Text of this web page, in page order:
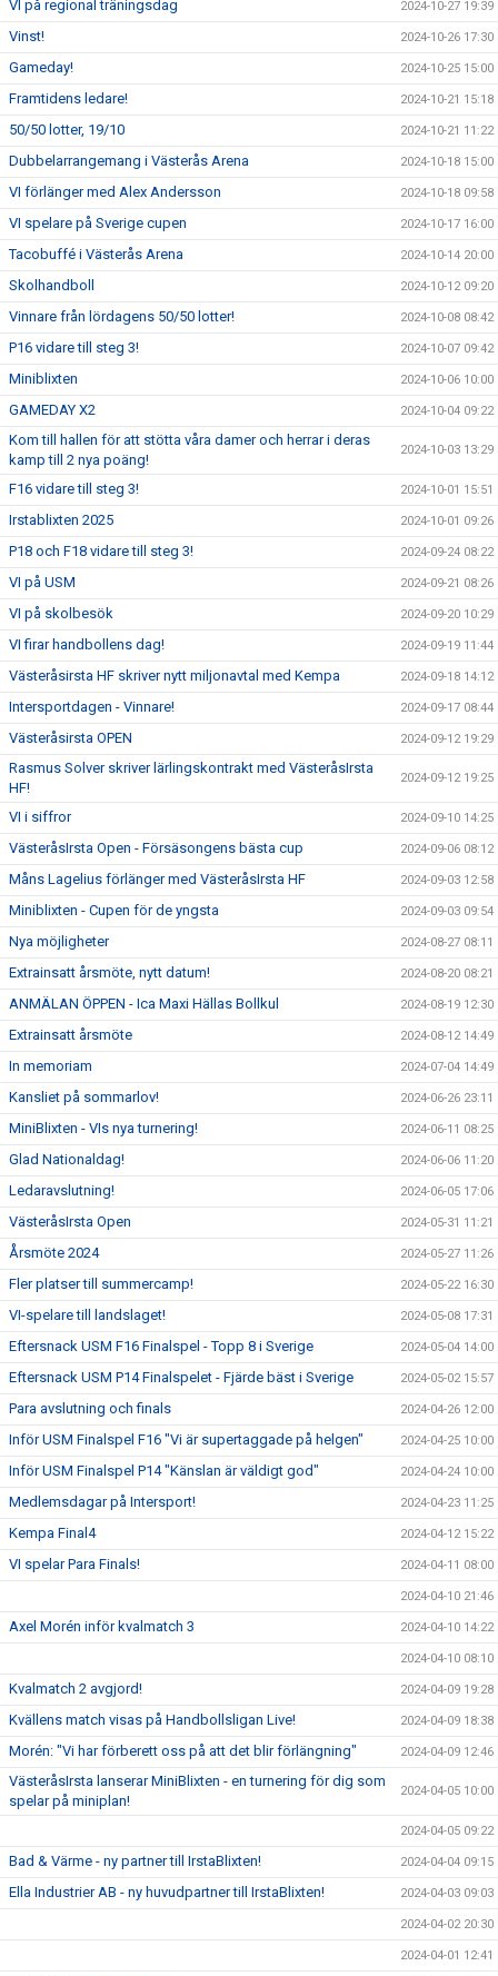
VI på regional träningsdag 2024-10-27 19:39
Vinst! 2024-10-26 17:30
Gameday! 2024-10-25 15:00
Framtidens ledare! 2024-10-21 15:18
50/50 lotter, 19/10 2024-10-21 11:22
Dubbelarrangemang i Västerås Arena 2024-10-18 15:00
VI förlänger med Alex Andersson 2024-10-18 09:58
VI spelare på Sverige cupen 2024-10-17 16:00
Tacobuffé i Västerås Arena 2024-10-14 20:00
Skolhandboll 2024-10-12 09:20
Vinnare från lördagens 50/50 lotter! 2024-10-08 08:42
P16 vidare till steg 3! 2024-10-07 09:42
Miniblixten 2024-10-06 10:00
GAMEDAY X2 2024-10-04 09:22
Kom till hallen för att stötta våra damer och herrar i deras
kamp till 2 nya poäng!
2024-10-03 13:29
F16 vidare till steg 3! 2024-10-01 15:51
Irstablixten 2025 2024-10-01 09:26
P18 och F18 vidare till steg 3! 2024-09-24 08:22
VI på USM 2024-09-21 08:26
VI på skolbesök 2024-09-20 10:29
VI firar handbollens dag! 2024-09-19 11:44
Västeråsirsta HF skriver nytt miljonavtal med Kempa 2024-09-18 14:12
Intersportdagen - Vinnare! 2024-09-17 08:44
Västeråsirsta OPEN 2024-09-12 19:29
Rasmus Solver skriver lärlingskontrakt med VästeråsIrsta
HF!
2024-09-12 19:25
VI i siffror 2024-09-10 14:25
VästeråsIrsta Open - Försäsongens bästa cup 2024-09-06 08:12
Måns Lagelius förlänger med VästeråsIrsta HF 2024-09-03 12:58
Miniblixten - Cupen för de yngsta 2024-09-03 09:54
Nya möjligheter 2024-08-27 08:11
Extrainsatt årsmöte, nytt datum! 2024-08-20 08:21
ANMÄLAN ÖPPEN - Ica Maxi Hällas Bollkul 2024-08-19 12:30
Extrainsatt årsmöte 2024-08-12 14:49
In memoriam 2024-07-04 14:49
Kansliet på sommarlov! 2024-06-26 23:11
MiniBlixten - VIs nya turnering! 2024-06-11 08:25
Glad Nationaldag! 2024-06-06 11:20
Ledaravslutning! 2024-06-05 17:06
VästeråsIrsta Open 2024-05-31 11:21
Årsmöte 2024 2024-05-27 11:26
Fler platser till summercamp! 2024-05-22 16:30
VI-spelare till landslaget! 2024-05-08 17:31
Eftersnack USM F16 Finalspel - Topp 8 i Sverige 2024-05-04 14:00
Eftersnack USM P14 Finalspelet - Fjärde bäst i Sverige 2024-05-02 15:57
Para avslutning och finals 2024-04-26 12:00
Inför USM Finalspel F16 "Vi är supertaggade på helgen" 2024-04-25 10:00
Inför USM Finalspel P14 "Känslan är väldigt god" 2024-04-24 10:00
Medlemsdagar på Intersport! 2024-04-23 11:25
Kempa Final4 2024-04-12 15:22
VI spelar Para Finals! 2024-04-11 08:00
2024-04-10 21:46
Axel Morén inför kvalmatch 3 2024-04-10 14:22
2024-04-10 08:10
Kvalmatch 2 avgjord! 2024-04-09 19:28
Kvällens match visas på Handbollsligan Live! 2024-04-09 18:38
Morén: "Vi har förberett oss på att det blir förlängning" 2024-04-09 12:46
VästeråsIrsta lanserar MiniBlixten - en turnering för dig som
spelar på miniplan!
2024-04-05 10:00
2024-04-05 09:22
Bad & Värme - ny partner till IrstaBlixten! 2024-04-04 09:15
Ella Industrier AB - ny huvudpartner till IrstaBlixten! 2024-04-03 09:03
2024-04-02 20:30
2024-04-01 12:41